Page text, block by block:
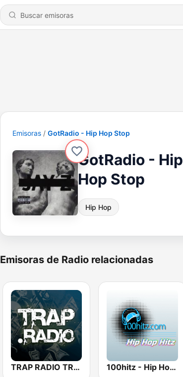
Emisoras GotRadio - Hip Hop Stop
GotRadio - Hip
Hop Stop
Hip Hop
Emisoras de Radio relacionadas
TRAP RADIO TRAP.radio 100hitz - Hip Hop Hitz